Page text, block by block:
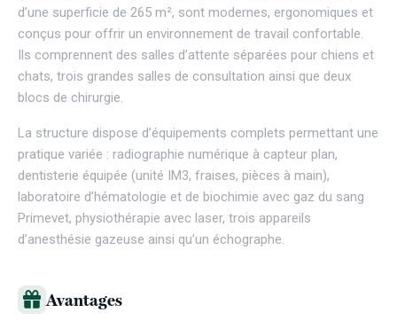
d’une superficie de 265 m², sont modernes, ergonomiques et
conçus pour offrir un environnement de travail confortable.
Ils comprennent des salles d’attente séparées pour chiens et
chats, trois grandes salles de consultation ainsi que deux
blocs de chirurgie.
La structure dispose d’équipements complets permettant une
pratique variée : radiographie numérique à capteur plan,
dentisterie équipée (unité IM3, fraises, pièces à main),
laboratoire d’hématologie et de biochimie avec gaz du sang
Primevet, physiothérapie avec laser, trois appareils
d’anesthésie gazeuse ainsi qu’un échographe.
Avantages